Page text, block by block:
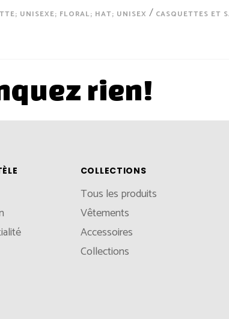
UNISEXE; FLORAL; HAT; UNISEX / CASQUETTES ET
rien!
COLLECTIONS
Tous les produits
Vêtements
Accessoires
Collections